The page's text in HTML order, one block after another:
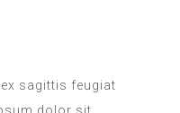
sagittis feugiat
dolor sit